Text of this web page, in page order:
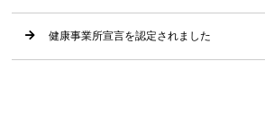
健康事業所宣言を認定されました